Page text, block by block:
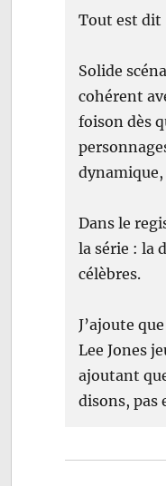
Tout est
Solide
cohérent
foison dès
dynamique,
Dans le
la série : la
célèbres.
J’ajoute
Lee Jones
ajoutant
disons, pas